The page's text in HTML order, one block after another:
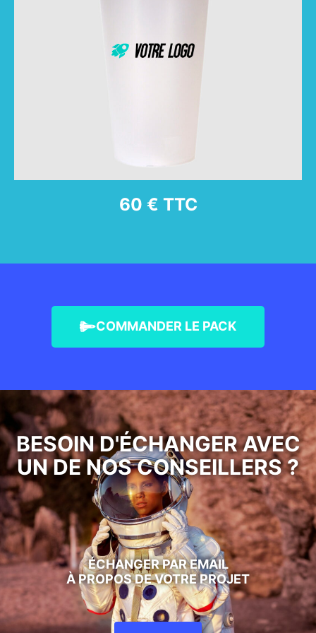
60 € TTC
COMMANDER LE PACK
BESOIN D'ÉCHANGER AVEC
UN DE NOS CONSEILLERS ?
ÉCHANGER PAR EMAIL
À PROPOS DE VOTRE PROJET